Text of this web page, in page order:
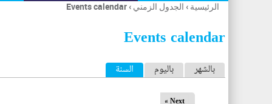
أنت
هنا
الرئيسية › الجدول الزمني ›
Events calendar
Events calendar
ا بالشهر باليوم السنة (علامة التبويب النشطة)